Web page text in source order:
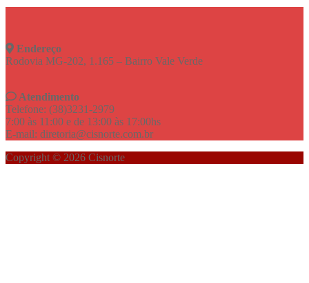
Endereço
Rodovia MG-202, 1.165 – Bairro Vale Verde
Atendimento
Telefone: (38)3231-2979
7:00 às 11:00 e de 13:00 às 17:00hs
E-mail: diretoria@cisnorte.com.br
Copyright © 2026 Cisnorte